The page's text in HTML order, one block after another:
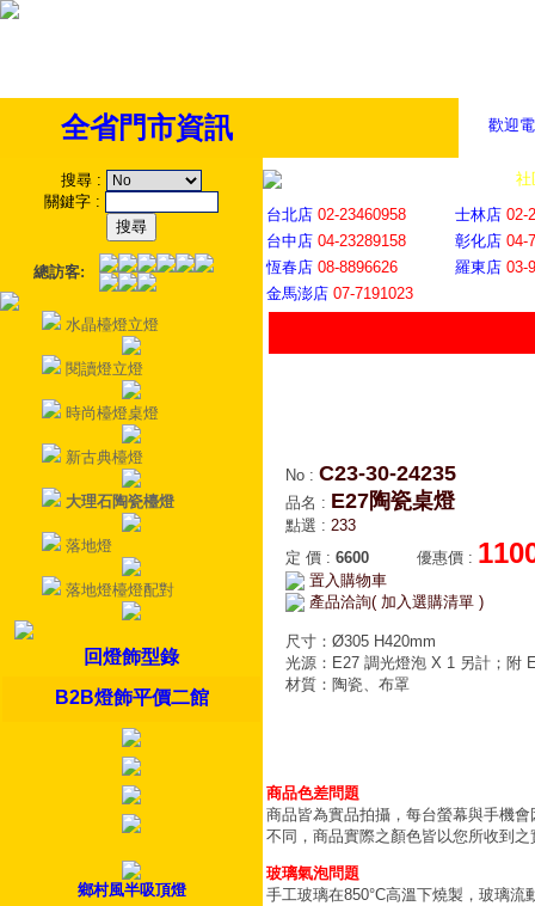
歡迎
全省門市資訊
搜尋 :
關鍵字 :
總訪客:
水晶檯燈立燈
閱讀燈立燈
時尚檯燈桌燈
新古典檯燈
大理石陶瓷檯燈
落地燈
落地燈檯燈配對
回燈飾型錄
B2B燈飾平價二館
鄉村風半吸頂燈
社
台北店 02-23460958 士林店 02-
台中店 04-23289158 彰化店 04-
恆春店 08-8896626 羅東店 03-
金馬澎店 07-7191023
No : C23-30-24235
品名 : E27陶瓷桌燈
點選 : 233
定 價 : 6600 優惠價 :
置入購物車
產品洽詢( 加入選購清單 )
尺寸：Ø305 H420mm
光源：E27 調光燈泡 X 1 另計；附
材質：陶瓷、布罩
商品色差問題
商品皆為實品拍攝，每台螢幕與手機
不同，商品實際之顏色皆以您所收到之
玻璃氣泡問題
手工玻璃在850°C高溫下燒製，玻璃